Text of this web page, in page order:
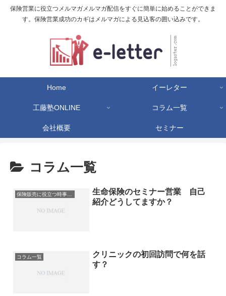
保険営業に役立つメルマガメルマガ配信をすぐに簡単に始めることができま
す。保険営業成功のカギはメルマガによる見込客の囲い込みです。
Home イーレター
工藤塾ONLINE コラム一覧
会社概要 セミナー
コラム一覧
保険販売に役立つ時事ニュース
生命保険のセミナー営業 自己
紹介どうしてますか？
コラム一覧
クリニックの初回訪問で何を話
す？